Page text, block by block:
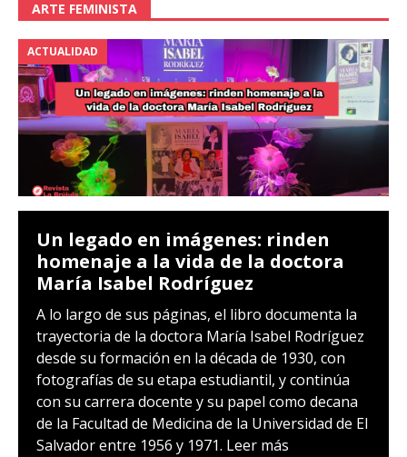
ARTE FEMINISTA
ACTUALIDAD
Un legado en imágenes: rinden
homenaje a la vida de la doctora
María Isabel Rodríguez
A lo largo de sus páginas, el libro documenta la
trayectoria de la doctora María Isabel Rodríguez
desde su formación en la década de 1930, con
fotografías de su etapa estudiantil, y continúa
con su carrera docente y su papel como decana
de la Facultad de Medicina de la Universidad de El
Salvador entre 1956 y 1971. Leer más